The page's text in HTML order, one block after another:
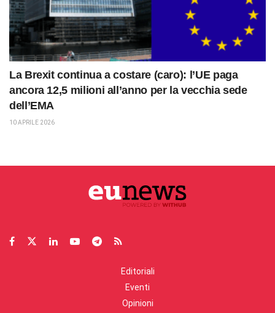
La Brexit continua a costare (caro): l’UE paga
ancora 12,5 milioni all’anno per la vecchia sede
dell’EMA
10 APRILE 2026
Editoriali
Eventi
Opinioni